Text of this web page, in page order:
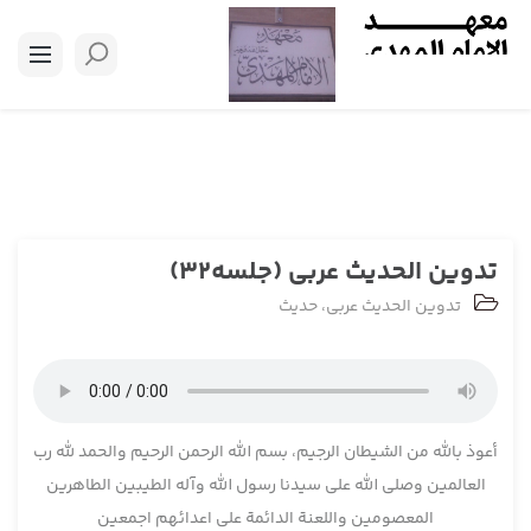
تدوین الحدیث عربی (جلسه32)
تدوین الحدیث عربی،حدیث
أعوذ بالله من الشیطان الرجیم، بسم الله الرحمن الرحیم والحمد لله رب
العالمین وصلی الله علی سیدنا رسول الله وآله الطیبین الطاهرین
المعصومین واللعنة الدائمة علی اعدائهم اجمعین